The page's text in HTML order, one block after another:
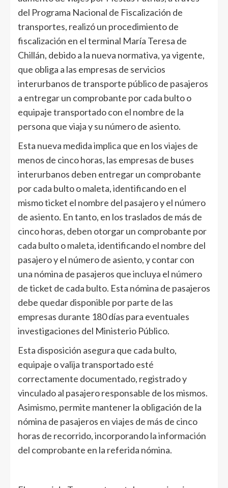
del Programa Nacional de Fiscalización de
transportes, realizó un procedimiento de
fiscalización en el terminal María Teresa de
Chillán, debido a la nueva normativa, ya vigente,
que obliga a las empresas de servicios
interurbanos de transporte público de pasajeros
a entregar un comprobante por cada bulto o
equipaje transportado con el nombre de la
persona que viaja y su número de asiento.
Esta nueva medida implica que en los viajes de
menos de cinco horas, las empresas de buses
interurbanos deben entregar un comprobante
por cada bulto o maleta, identificando en el
mismo ticket el nombre del pasajero y el número
de asiento. En tanto, en los traslados de más de
cinco horas, deben otorgar un comprobante por
cada bulto o maleta, identificando el nombre del
pasajero y el número de asiento, y contar con
una nómina de pasajeros que incluya el número
de ticket de cada bulto. Esta nómina de pasajeros
debe quedar disponible por parte de las
empresas durante 180 días para eventuales
investigaciones del Ministerio Público.
Esta disposición asegura que cada bulto,
equipaje o valija transportado esté
correctamente documentado, registrado y
vinculado al pasajero responsable de los mismos.
Asimismo, permite mantener la obligación de la
nómina de pasajeros en viajes de más de cinco
horas de recorrido, incorporando la información
del comprobante en la referida nómina.